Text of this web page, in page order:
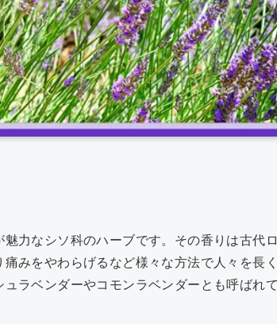
力なシソ科のハーブです。その香りは古代
みをやわらげるなど様々な方法で人々を長
ラベンダーやコモンラベンダーとも呼ばれ